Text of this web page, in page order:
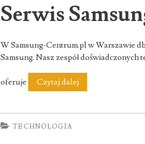
Serwis
W Samsung-Centrum.pl w Warszawie
Samsung. Nasz zespół
oferuje Czytaj dalejSerwis
TECHNOLOGIA